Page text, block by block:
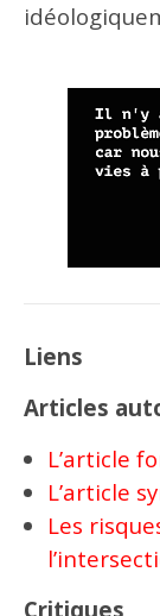
Liens
Articles
L’article
L’article
Les